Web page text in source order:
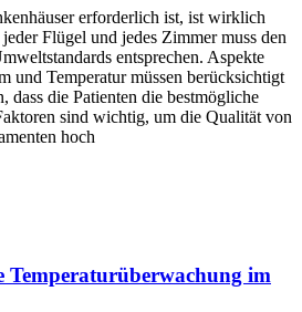
erforderlich ist, ist wirklich
Flügel und jedes Zimmer muss den
entsprechen. Aspekte
und Temperatur müssen berücksichtigt
dass die Patienten die bestmögliche
sind wichtig, um die Qualität von
hoch
im